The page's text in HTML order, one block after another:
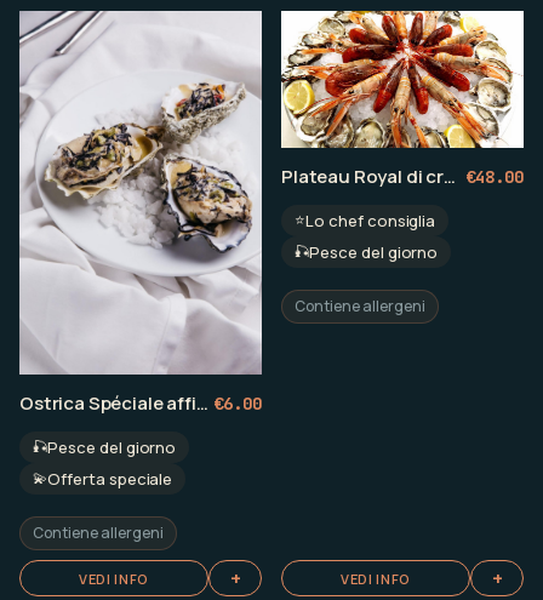
Ostrica Spéciale affinata in claire €6.00
🎣Pesce del giorno
💫Offerta speciale
Contiene allergeni
VEDI INFO +
Plateau Royal di crudités di mare €48.00
⭐Lo chef consiglia
🎣Pesce del giorno
Contiene allergeni
VEDI INFO +